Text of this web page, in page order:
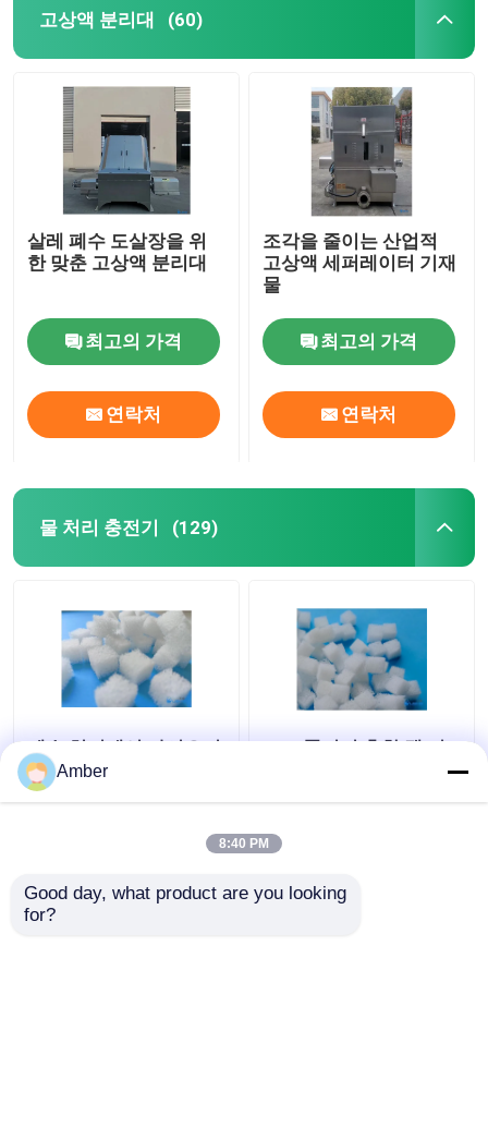
고상액 분리대 (60)
살레 폐수 도살장을 위
한 맞춘 고상액 분리대
최고의 가격
연락처
조각을 줄이는 산업적
고상액 세퍼레이터 기재
물
최고의 가격
연락처
물 처리 충전기 (129)
폐수 처리에서 바이오리
액터 폴리머 혼합 겔 미
생물 담체
PCG 폴리머 혼합 겔 미
생물 담체 아쿠아포러스
Amber
8:40 PM
Good day, what product are you looking
for?